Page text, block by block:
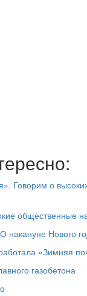
Говорим о
общественные
накануне Нового
«Зимняя
газобетона